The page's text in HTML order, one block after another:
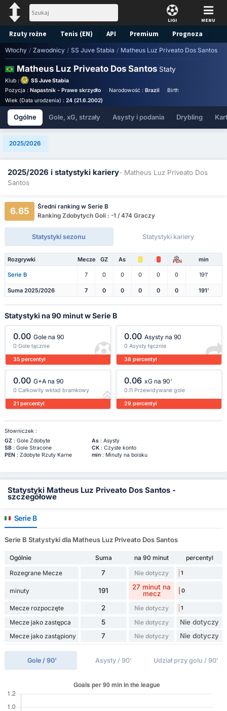
LIGI MENU
Rzuty rożne Tenis (EN) API Premium Prognoza
Włochy / Zawodnicy / SS Juve Stabia / Matheus Luz Priveato Dos Santos
Matheus Luz Priveato Dos Santos Staty
Klub :
SS Juve Stabia
Pozycja : Napastnik - Prawe skrzydło Narodowość : Brazil Birthplace :
Wiek (Data urodzenia) : 24 (21.6.2002)
Ogólne Gole, xG, strzały Asysty i podania Drybling
2025/2026
2025/2026 i statystyki kariery- Matheus Luz Priveato Dos
Santos
6.65
Średni ranking w Serie B
Ranking Zdobytych Goli : -1 / 474 Graczy
Statystyki sezonu Statystyki kariery
Rozgrywki Mecze GZ As PEN min
Serie B 7 0 0 0 0 0 191'
Suma 2025/2026 7 0 0 0 0 0 191'
Statystyki na 90 minut w Serie B
0.00 Gole na 90
0 Gole łącznie
35 percentyl
0.00 Asysty na 90
0 Asysty łącznie
38 percentyl
0.00 G+A na 90
0 Całkowity wkład bramkowy
21 percentyl
0.06 xG na 90'
0.11 Przewidywane gole
29 percentyl
Słowniczek :
GZ: Gole Zdobyte As: Asysty
SB: Gole Stracone CK: Czyste konto
PEN: Zdobyte Rzuty Karne min: Minuty na boisku
Statystyki Matheus Luz Priveato Dos Santos -
szczegółowe
Serie B
Serie B Statystyki dla Matheus Luz Priveato Dos Santos
Ogólnie Suma na 90 minut
percentyl
Rozegrane Mecze
7 Nie dotyczy 1
minuty 191
27 minut na
mecz
0
Mecze rozpoczęte 2 Nie dotyczy 1
Mecze jako zastępca 5 Nie dotyczy Nie dotyczy
Mecze jako zastąpiony 7 Nie dotyczy Nie dotyczy
Gole / 90' Asysty / 90' Udział przy golu / 90'